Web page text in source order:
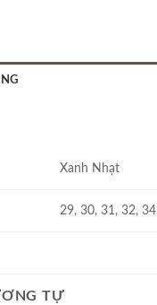
Xanh Nhạt
29, 30, 31, 32, 34
TỰ